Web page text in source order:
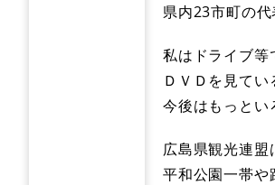
県内23市町の
私はドライブ等
ＤＶＤを見て
今後はもっとい
広島県観光連盟
平和公園一帯や